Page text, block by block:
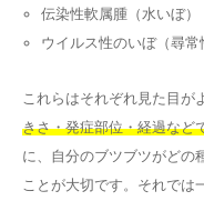
伝染性軟属腫（水いぼ）
ウイルス性のいぼ（尋常
これらはそれぞれ見た目が
きさ・発症部位・経過など
に、自分のブツブツがどの
ことが大切です。それでは